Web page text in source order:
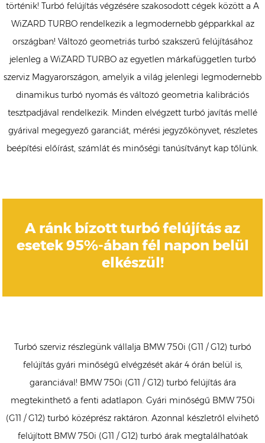
történik! Turbó felújítás végzésére szakosodott cégek között a A
WiZARD TURBO rendelkezik a legmodernebb gépparkkal az
országban! Változó geometriás turbó szakszerű felújításához
jelenleg a WiZARD TURBO az egyetlen márkafüggetlen turbó
szerviz Magyarországon, amelyik a világ jelenlegi legmodernebb
dinamikus turbó nyomás és változó geometria kalibrációs
tesztpadjával rendelkezik. Minden elvégzett turbó javítás mellé
gyárival megegyező garanciát, mérési jegyzőkönyvet, részletes
beépítési előírást, számlát és minőségi tanúsítványt kap tőlünk.
A ránk bízott turbó felújítás az
esetek 95%-ában fél napon belül
elkészül!
Turbó szerviz részlegünk vállalja BMW 750i (G11 / G12) turbó
felújítás gyári minőségű elvégzését akár 4 órán belül is,
garanciával! BMW 750i (G11 / G12) turbó felújítás ára
megtekinthető a fenti adatlapon. Gyári minőségű BMW 750i
(G11 / G12) turbó középrész raktáron. Azonnal készletről elvihető
felújított BMW 750i (G11 / G12) turbó árak megtalálhatóak